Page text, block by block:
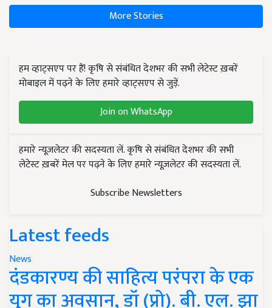
More Stories
हम व्हाट्सएप पर हैं! कृषि से संबंधित देशभर की सभी लेटेस्ट ख़बरें
मोबाइल में पढ़ने के लिए हमारे व्हाट्सएप से जुड़ें.
Join on WhatsApp
हमारे न्यूज़लेटर की सदस्यता लें. कृषि से संबंधित देशभर की सभी
लेटेस्ट ख़बरें मेल पर पढ़ने के लिए हमारे न्यूज़लेटर की सदस्यता लें.
Subscribe Newsletters
Latest feeds
News
दंडकारण्य की साहित्य परंपरा के एक
युग का अवसान, डॉ (प्रो). बी. एल. झा